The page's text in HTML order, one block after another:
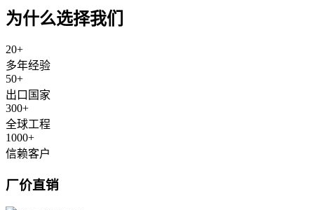
为什么选择我们
20+
多年经验
50+
出口国家
300+
全球工程
1000+
信赖客户
厂价直销